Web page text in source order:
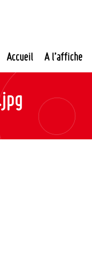
Accueil A l’affiche